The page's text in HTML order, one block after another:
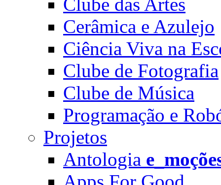
Clube das Artes
Cerâmica e Azulejo
Ciência Viva na
Clube de Fotografia
Clube de Música
Programação e
Projetos
Antologia